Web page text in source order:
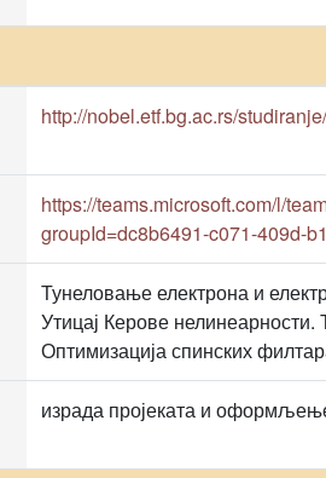
http://nobel.etf.bg.ac.rs/
https://teams.microsoft.com/l/
groupId=dc8b6491-c071-409d-
Тунеловање електрона и
Утицај Керове
Оптимизација спинских
израда пројеката и